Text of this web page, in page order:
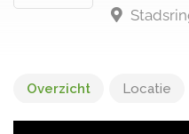
Overzicht Locatie